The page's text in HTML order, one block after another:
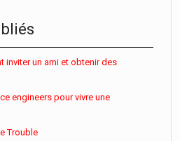
inviter un ami et obtenir des
engineers pour vivre une
Trouble